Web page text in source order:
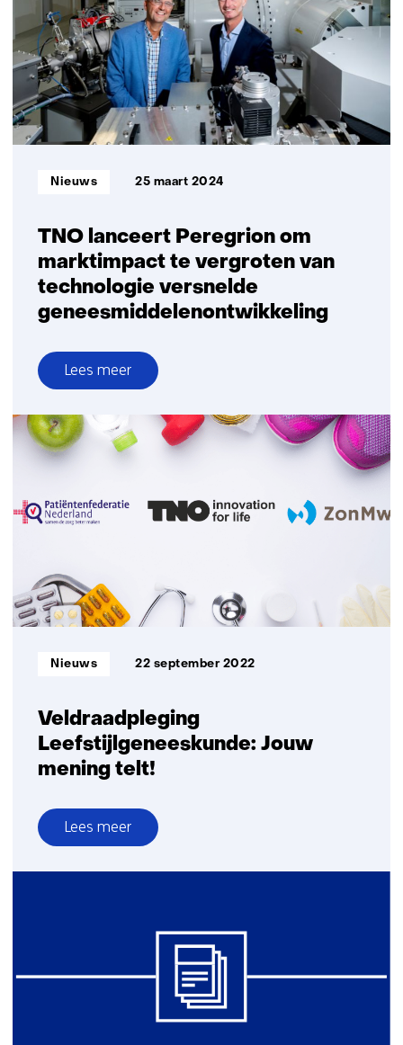
de
krachten
voor
toegankelijke
en
betaalbare
therapieën
TNO lanceert Peregrion om
marktimpact te vergroten van
technologie versnelde
geneesmiddelenontwikkeling
Informatietype:
Nieuws 25 maart 2024
Lees meer
over
TNO
lanceert
Peregrion
marktimpact
te
technologie
versnelde
geneesmiddelenontwikkeling
Veldraadpleging
Leefstijlgeneeskunde: Jouw
mening telt!
Informatietype:
Nieuws 22 september 2022
Lees meer
over
Veldraadpleging